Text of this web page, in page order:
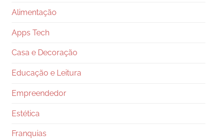
Alimentação
Apps Tech
Casa e Decoração
Educação e Leitura
Empreendedor
Estética
Franquias